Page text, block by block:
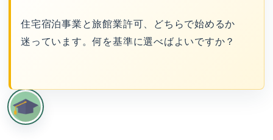
住宅宿泊事業と旅館業許可、どちらで始めるか
迷っています。何を基準に選べばよいですか？